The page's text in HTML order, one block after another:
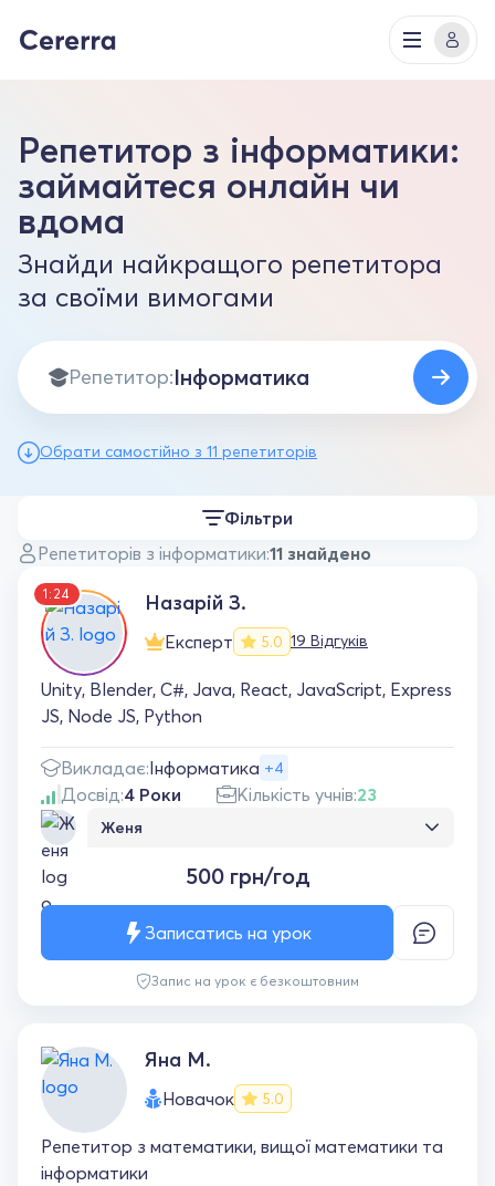
Репетитор з інформатики:
займайтеся онлайн чи
вдома
Знайди найкращого репетитора
за своїми вимогами
Репетитор:
Обрати самостійно з 11 репетиторів
Репетиторів з інформатики:11 знайдено
Фільтри
1:24 Назарій З.
Експерт 5.0 19 Відгуків
Unity, Blender, С#, Java, React, JavaScript, Express
JS, Node JS, Python
Викладає:Інформатика +4
Досвід:4 Роки Кількість учнів:23
Женя
екзамену, дякую вам дуже
500 грн/год
Запис на урок є безкоштовним
Записатись на урок
Яна М.
Новачок 5.0
Репетитор з математики, вищої математики та
інформатики